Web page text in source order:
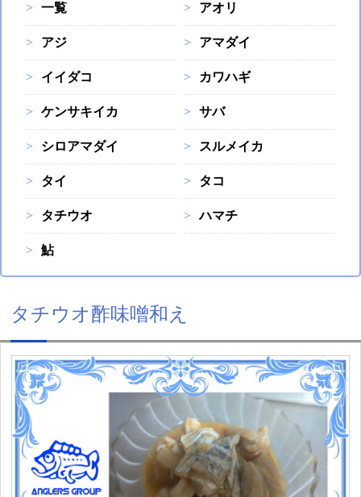
一覧 アオリ
アジ アマダイ
イイダコ カワハギ
ケンサキイカ サバ
シロアマダイ スルメイカ
タイ タコ
タチウオ ハマチ
鮎
タチウオ酢味噌和え